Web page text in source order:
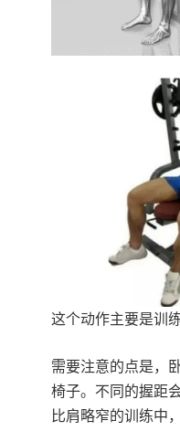
这个动作主要是训
需要注意的点是，
椅子。不同的握距
比肩略窄的训练中